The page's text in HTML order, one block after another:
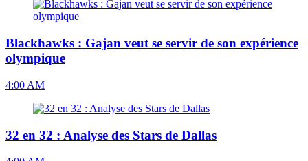
Blackhawks : Gajan veut se servir de son expérience
olympique
4:00 AM
32 en 32 : Analyse des Stars de Dallas